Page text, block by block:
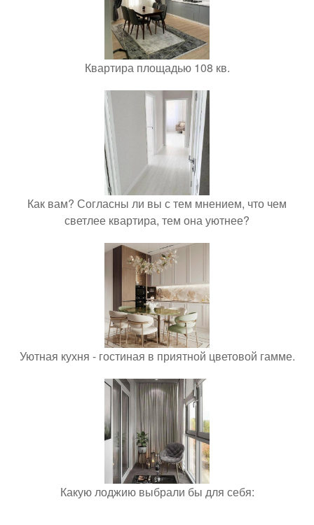
Квартира площадью 108 кв.
Как вам? Согласны ли вы с тем мнением, что чем
светлее квартира, тем она уютнее?
Уютная кухня - гостиная в приятной цветовой гамме.
Какую лоджию выбрали бы для себя: